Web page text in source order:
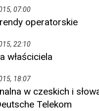
07:00
operatorskie
22:10
właściciela
18:07
w czeskich i
Telekom